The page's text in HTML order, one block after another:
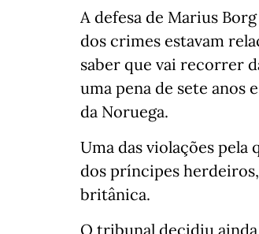
A defesa de Marius
dos crimes estavam
saber que vai recorrer
uma pena de sete anos
da Noruega.
Uma das violações
dos príncipes
britânica.
O tribunal decidiu